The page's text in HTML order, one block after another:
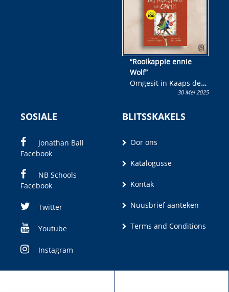
“Rooikappie ennie
Wolf”
Omgesit in Kaaps deur
Olivia M. Coetzee30 Mei 2025
SOSIALE
Jonathan Ball
Facebook
NB Schools
Facebook
Twitter
Youtube
Instagram
BLITSSKAKELS
Oor ons
Katalogusse
Kontak
Nuusbrief aanteken
Terms and Conditions